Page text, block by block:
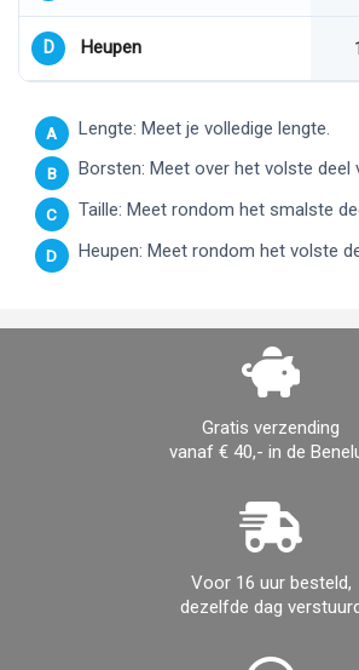
D Heupen
A Lengte: Meet je volledige lengte.
B Borsten: Meet over het volste deel
C Taille: Meet rondom het smalste
D Heupen: Meet rondom het volste
Gratis verzending
vanaf € 40,- in de
Voor 16 uur besteld,
dezelfde dag